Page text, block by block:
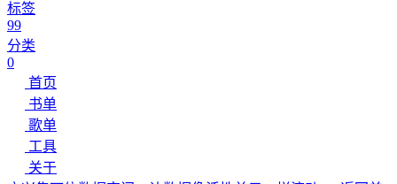
标签
99
分类
0
首页
书单
歌单
工具
关于